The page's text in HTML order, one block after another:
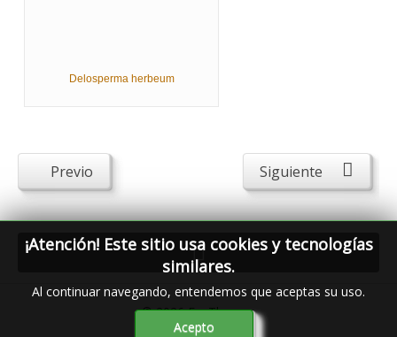
Delosperma herbeum
Previo Siguiente
© 2026FavThemes
¡Atención! Este sitio usa cookies y tecnologías
similares.
Al continuar navegando, entendemos que aceptas su uso.
Acepto